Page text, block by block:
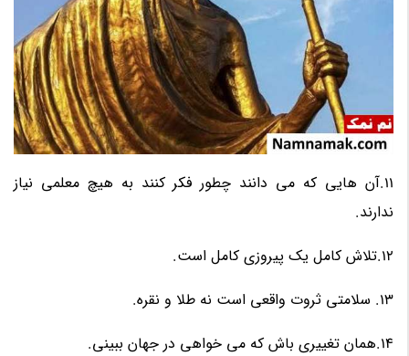
11.آن هایی که می دانند چطور فکر کنند به هیچ معلمی نیاز
ندارند.
12.تلاش کامل یک پیروزی کامل است.
13. سلامتی ثروت واقعی است نه طلا و نقره.
14.همان تغییری باش که می خواهی در جهان ببینی.